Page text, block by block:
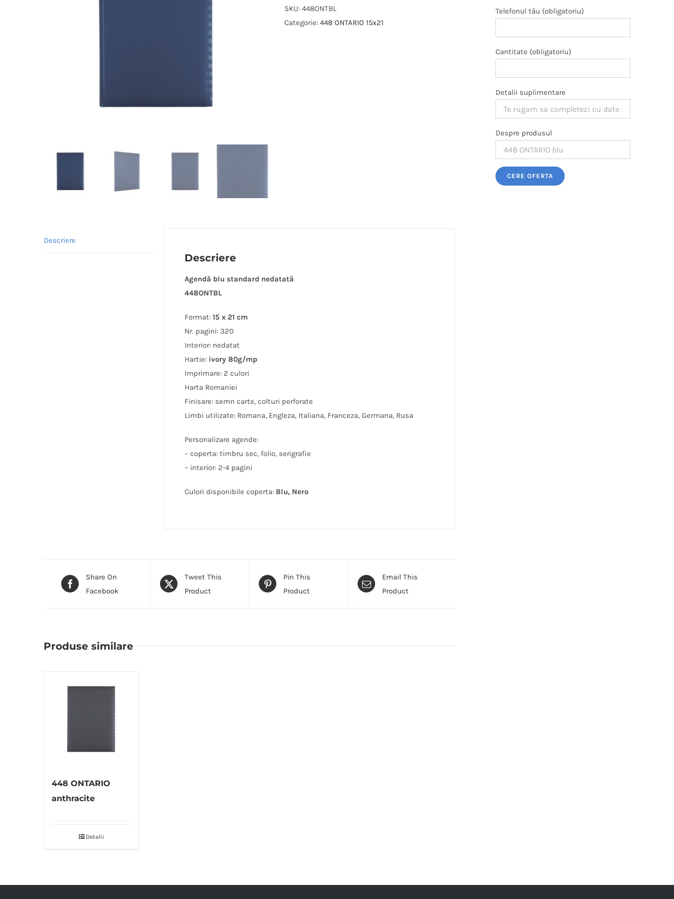
SKU: 448ONTBL
Categorie: 448 ONTARIO 15x21
Descriere
Descriere
Agendă blu standard nedatată
448ONTBL
Format: 15 x 21 cm
Nr. pagini: 320
Interior: nedatat
Hartie: ivory 80g/mp
Imprimare: 2 culori
Harta Romaniei
Finisare: semn carte, colturi perforate
Limbi utilizate: Romana, Engleza, Italiana, Franceza, Germana, Rusa
Personalizare agende:
– coperta: timbru sec, folio, serigrafie
– interior: 2-4 pagini
Culori disponibile coperta: Blu, Nero
Share On
Facebook
Tweet This
Product
Pin This
Product
Email This
Product
Produse similare
448 ONTARIO
anthracite
Detalii
Telefonul tău (obligatoriu)
Cantitate (obligatoriu)
Detalii suplimentare
Despre produsul
Please leave this field empty.